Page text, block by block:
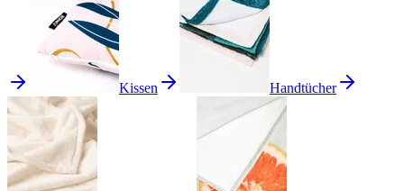
Kissen Handtücher